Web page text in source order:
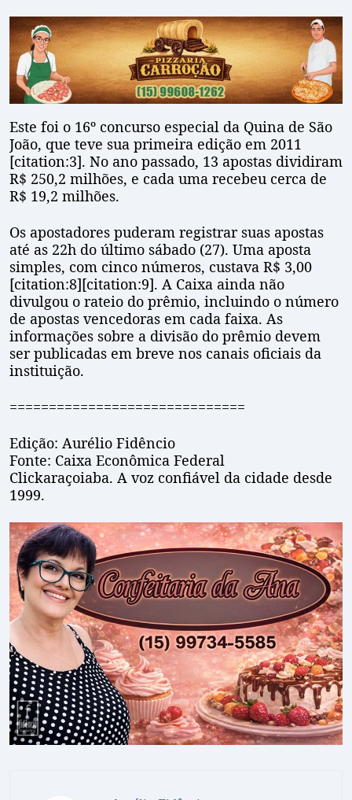
Este foi o 16º concurso especial da Quina de São
João, que teve sua primeira edição em 2011
[citation:3]. No ano passado, 13 apostas dividiram
R$ 250,2 milhões, e cada uma recebeu cerca de
R$ 19,2 milhões.
Os apostadores puderam registrar suas apostas
até as 22h do último sábado (27). Uma aposta
simples, com cinco números, custava R$ 3,00
[citation:8][citation:9]. A Caixa ainda não
divulgou o rateio do prêmio, incluindo o número
de apostas vencedoras em cada faixa. As
informações sobre a divisão do prêmio devem
ser publicadas em breve nos canais oficiais da
instituição.
==============================
Edição: Aurélio Fidêncio
Fonte: Caixa Econômica Federal
Clickaraçoiaba. A voz confiável da cidade desde
1999.